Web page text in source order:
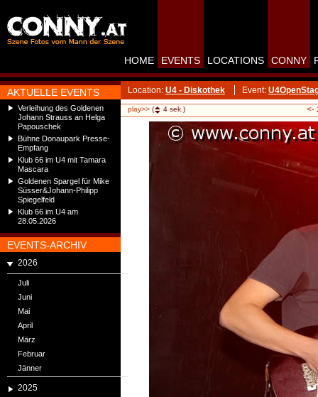
AKTUELLE EVENTS
Verleihung des Goldenen
Johann Strauss an Helga
Papouschek
Bühne Donaupark Presse-
Empfang
Klub 66 im U4 mit Tamara
Mascara
Goldenen Spargel für Mike
Süsser&Johann-Philipp
Spiegelfeld
Klub 66 im U4 am
28.05.2026
EVENTS-ARCHIV
2026
Juli
Juni
Mai
April
März
Februar
Jänner
2025
HOME EVENTS LOCATIONS CONNY
Location: U4 - Diskothek Event:
play>> ( 4 sek.) <-